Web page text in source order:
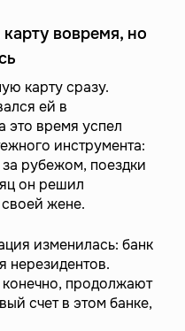
вовремя, но
карту сразу.
ей в
это время успел
инструмента:
рубежом, поездки
он решил
жене.
изменилась: банк
нерезидентов.
продолжают
счет в этом банке,